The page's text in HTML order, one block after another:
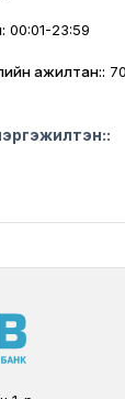
00:01-23:59
ажилтан::